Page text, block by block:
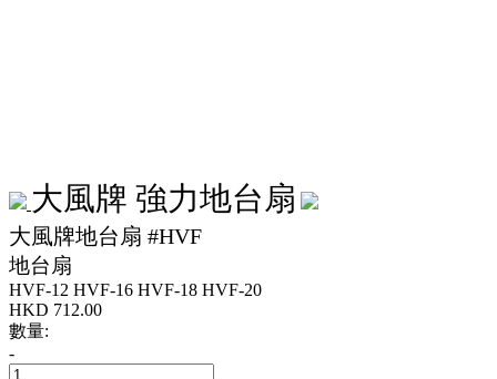
大風牌 強力地台扇
大風牌地台扇 #HVF
地台扇
HVF-12 HVF-16 HVF-18 HVF-20
HKD 712.00
數量:
-